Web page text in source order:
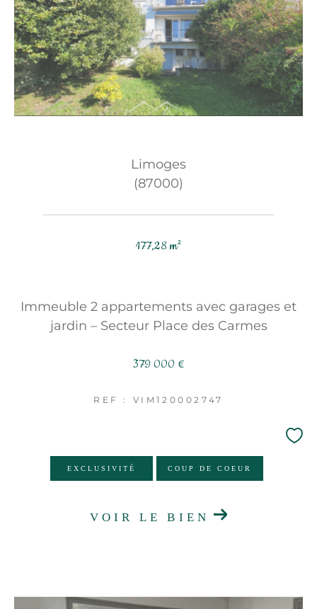
Limoges
(87000)
177,28 m²
Immeuble 2 appartements avec garages et
jardin – Secteur Place des Carmes
379 000 €
REF : VIM120002747
EXCLUSIVITÉ COUP DE COEUR
VOIR LE BIEN